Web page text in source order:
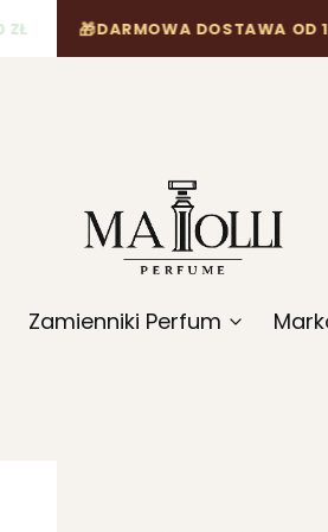
DARMOWA DOSTAWA OD 120 ZŁ
Zamienniki Perfum